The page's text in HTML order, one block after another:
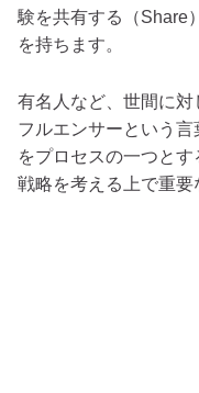
験を共有する（Share
を持ちます。
有名人など、世間に
フルエンサーという言
をプロセスの一つと
戦略を考える上で重要